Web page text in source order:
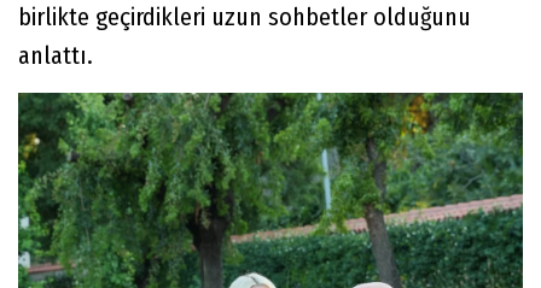
birlikte geçirdikleri uzun sohbetler olduğunu
anlattı.